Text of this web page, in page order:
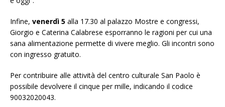
Infine, venerdì 5 alla 17.30 al palazzo Mostre e congressi,
Giorgio e Caterina Calabrese esporranno le ragioni per cui una
sana alimentazione permette di vivere meglio. Gli incontri sono
con ingresso gratuito.
Per contribuire alle attività del centro culturale San Paolo è
possibile devolvere il cinque per mille, indicando il codice
90032020043.